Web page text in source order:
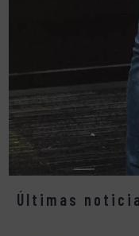
Categorías
Categorías
Últimas